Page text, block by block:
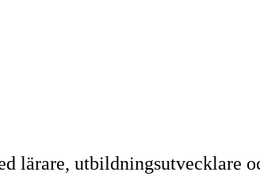
lärare, utbildningsutvecklare